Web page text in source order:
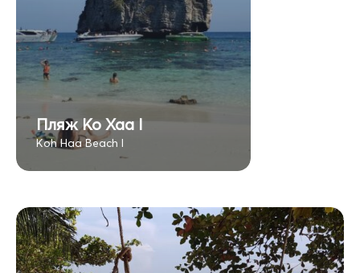
Пляж Ко Хаа I
Koh Haa Beach I